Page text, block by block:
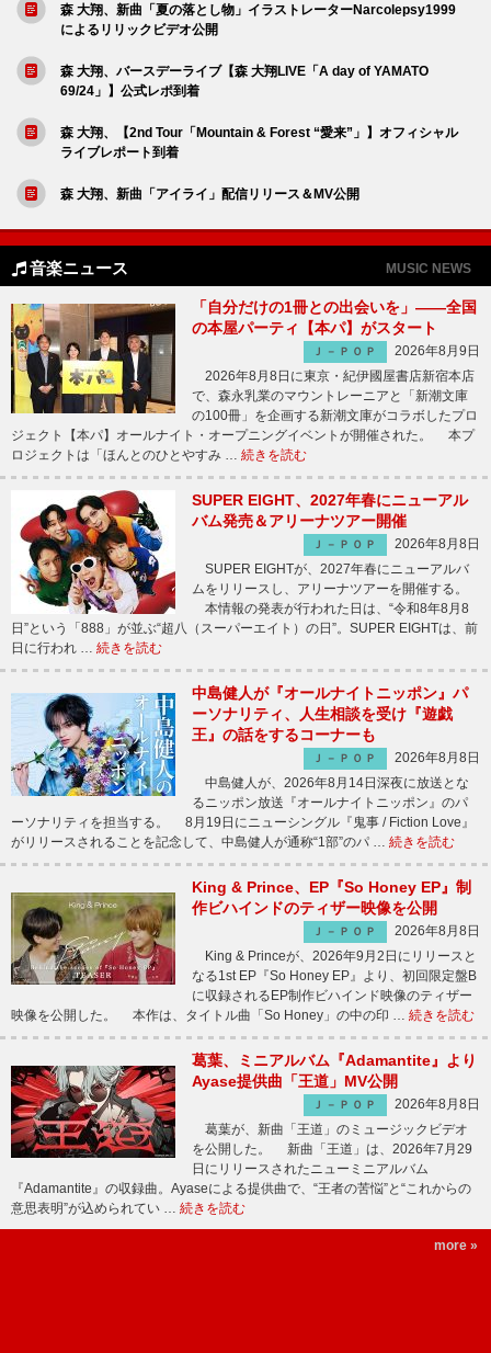
森 大翔、新曲「夏の落とし物」イラストレーターNarcolepsy1999
によるリリックビデオ公開
森 大翔、バースデーライブ【森 大翔LIVE「A day of YAMATO
69/24」】公式レポ到着
森 大翔、【2nd Tour「Mountain & Forest “愛来”」】オフィシャル
ライブレポート到着
森 大翔、新曲「アイライ」配信リリース＆MV公開
音楽ニュース MUSIC NEWS
「自分だけの1冊との出会いを」――全国
の本屋パーティ【本パ】がスタート
Ｊ－ＰＯＰ
2026年8月9日
2026年8月8日に東京・紀伊國屋書店新宿本店
で、森永乳業のマウントレーニアと「新潮文庫
の100冊」を企画する新潮文庫がコラボしたプロ
ジェクト【本パ】オールナイト・オープニングイベントが開催された。 本プ
ロジェクトは「ほんとのひとやすみ … 続きを読む
SUPER EIGHT、2027年春にニューアル
バム発売＆アリーナツアー開催
Ｊ－ＰＯＰ
2026年8月8日
SUPER EIGHTが、2027年春にニューアルバ
ムをリリースし、アリーナツアーを開催する。
本情報の発表が行われた日は、“令和8年8月8
日”という「888」が並ぶ“超八（スーパーエイト）の日”。SUPER EIGHTは、前
日に行われ … 続きを読む
中島健人が『オールナイトニッポン』パ
ーソナリティ、人生相談を受け『遊戯
王』の話をするコーナーも
Ｊ－ＰＯＰ
2026年8月8日
中島健人が、2026年8月14日深夜に放送とな
るニッポン放送『オールナイトニッポン』のパ
ーソナリティを担当する。 8月19日にニューシングル『鬼事 / Fiction Love』
がリリースされることを記念して、中島健人が通称“1部”のパ … 続きを読む
King & Prince、EP『So Honey EP』制
作ビハインドのティザー映像を公開
Ｊ－ＰＯＰ
2026年8月8日
King & Princeが、2026年9月2日にリリースと
なる1st EP『So Honey EP』より、初回限定盤B
に収録されるEP制作ビハインド映像のティザー
映像を公開した。 本作は、タイトル曲「So Honey」の中の印 … 続きを読む
葛葉、ミニアルバム『Adamantite』より
Ayase提供曲「王道」MV公開
Ｊ－ＰＯＰ
2026年8月8日
葛葉が、新曲「王道」のミュージックビデオ
を公開した。 新曲「王道」は、2026年7月29
日にリリースされたニューミニアルバム
『Adamantite』の収録曲。Ayaseによる提供曲で、“王者の苦悩”と“これからの
意思表明”が込められてい … 続きを読む
more »